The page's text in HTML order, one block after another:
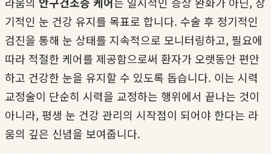
기적인 눈 건강 유지를 목표로 합니다. 수술 후 정기적인
검진을 통해 눈 상태를 지속적으로 모니터링하고, 필요에
따라 적절한 케어를 제공함으로써 환자가 오랫동안 편안
하고 건강한 눈을 유지할 수 있도록 돕습니다. 이는 시력
교정술이 단순히 시력을 교정하는 행위에서 끝나는 것이
아니라, 평생 눈 건강 관리의 시작점이 되어야 한다는 라
움의 깊은 신념을 보여줍니다.